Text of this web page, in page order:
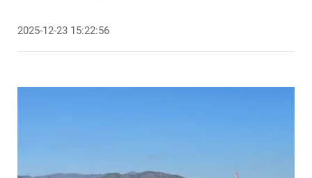
2025-12-23 15:22:56